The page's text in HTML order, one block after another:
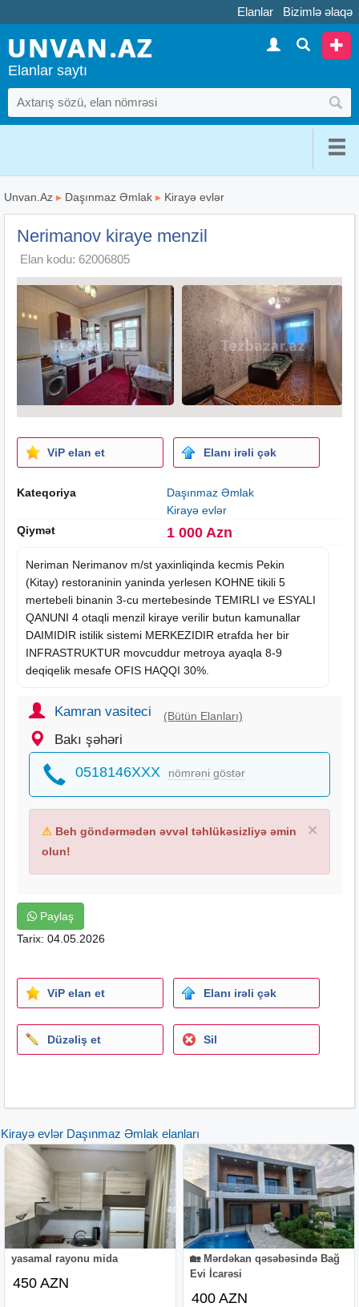
Elanlar Bizimlə əlaqə
Elanlar saytı
Unvan.Az ▸ Daşınmaz Əmlak ▸ Kirayə evlər
Nerimanov kiraye menzil
Elan kodu: 62006805
ViP elan et Elanı irəli çək
Kateqoriya
Daşınmaz Əmlak
Kirayə evlər
Qiymət
1 000 Azn
Neriman Nerimanov m/st yaxinliqinda kecmis Pekin
(Kitay) restoraninin yaninda yerlesen KOHNE tikili 5
mertebeli binanin 3-cu mertebesinde TEMIRLI ve ESYALI
QANUNI 4 otaqli menzil kiraye verilir butun kamunallar
DAIMIDIR istilik sistemi MERKEZIDIR etrafda her bir
INFRASTRUKTUR movcuddur metroya ayaqla 8-9
deqiqelik mesafe OFIS HAQQI 30%.
Kamran vasiteci (Bütün Elanları)
Bakı şəhəri
0518146XXX nömrəni göstər
×
⚠ Beh göndərmədən əvvəl təhlükəsizliyə əmin
olun!
Paylaş
Tarix: 04.05.2026
ViP elan et Elanı irəli çək
Düzəliş et Sil
Kirayə evlər Daşınmaz Əmlak elanları
yasamal rayonu mida
450 AZN
🏡 Mərdəkan qəsəbəsində Bağ
Evi İcarəsi
400 AZN